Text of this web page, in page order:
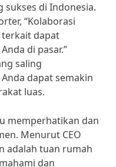
sukses di Indonesia.
“Kolaborasi
dapat
di pasar.”
saling
dapat semakin
luas.
memperhatikan dan
Menurut CEO
adalah tuan rumah
dan